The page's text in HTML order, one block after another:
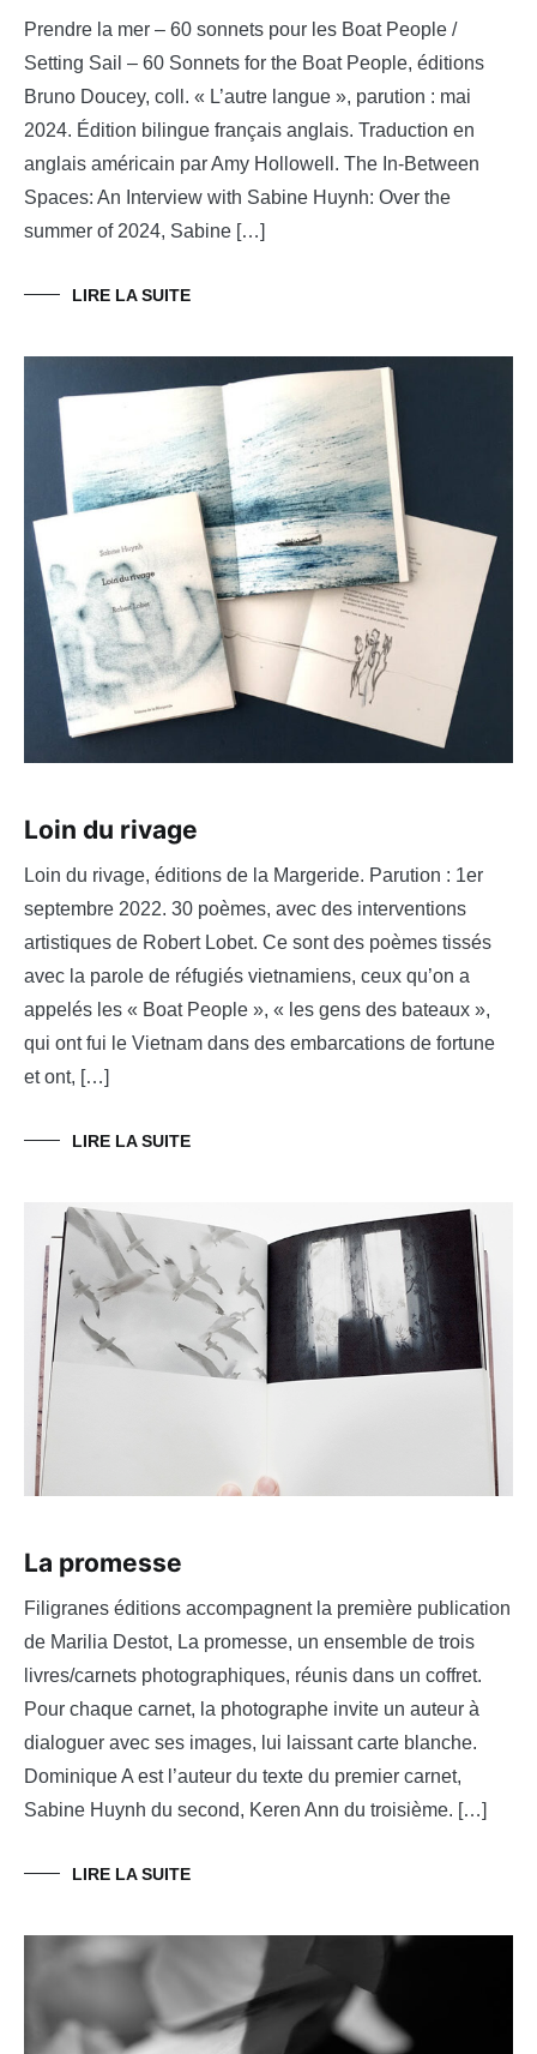
Prendre la mer – 60 sonnets pour les Boat People /
Setting Sail – 60 Sonnets for the Boat People, éditions
Bruno Doucey, coll. « L’autre langue », parution : mai
2024. Édition bilingue français anglais. Traduction en
anglais américain par Amy Hollowell. The In-Between
Spaces: An Interview with Sabine Huynh: Over the
summer of 2024, Sabine […]
LIRE LA SUITE
Loin du rivage
Loin du rivage, éditions de la Margeride. Parution : 1er
septembre 2022. 30 poèmes, avec des interventions
artistiques de Robert Lobet. Ce sont des poèmes tissés
avec la parole de réfugiés vietnamiens, ceux qu’on a
appelés les « Boat People », « les gens des bateaux »,
qui ont fui le Vietnam dans des embarcations de fortune
et ont, […]
LIRE LA SUITE
La promesse
Filigranes éditions accompagnent la première publication
de Marilia Destot, La promesse, un ensemble de trois
livres/carnets photographiques, réunis dans un coffret.
Pour chaque carnet, la photographe invite un auteur à
dialoguer avec ses images, lui laissant carte blanche.
Dominique A est l’auteur du texte du premier carnet,
Sabine Huynh du second, Keren Ann du troisième. […]
LIRE LA SUITE